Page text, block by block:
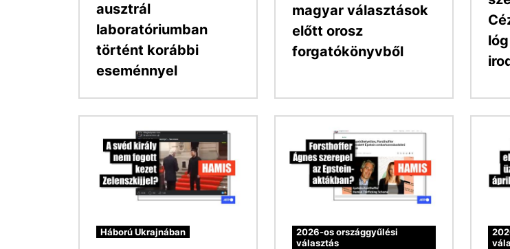
ausztrál
laboratóriumban
történt korábbi
eseménnyel
magyar választások
előtt orosz
forgatókönyvből
Háború Ukrajnában
2026-os országgyűlési
választás